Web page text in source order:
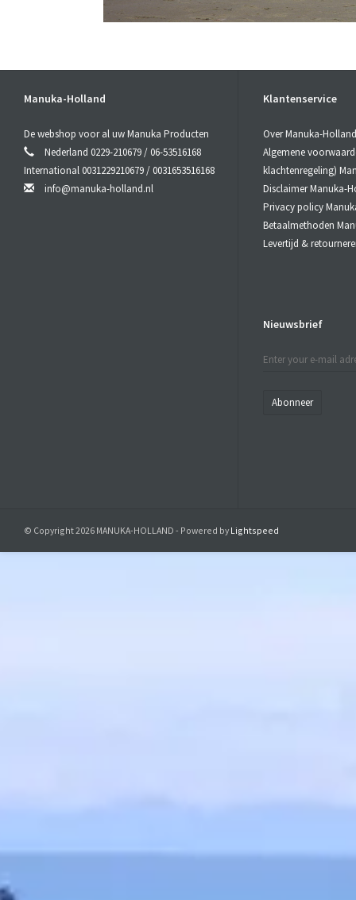
Manuka-Holland
De webshop voor al uw Manuka Producten
Nederland 0229-210679 / 06-53516168
International 0031229210679 / 0031653516168
info@manuka-holland.nl
Klantenservice
Over Manuka-Holland
Algemene
klachtenregeling)
Disclaimer Manuka-
Privacy policy
Betaalmethoden
Levertijd &
Nieuwsbrief
Abonneer
© Copyright 2026 MANUKA-HOLLAND - Powered by Lightspeed